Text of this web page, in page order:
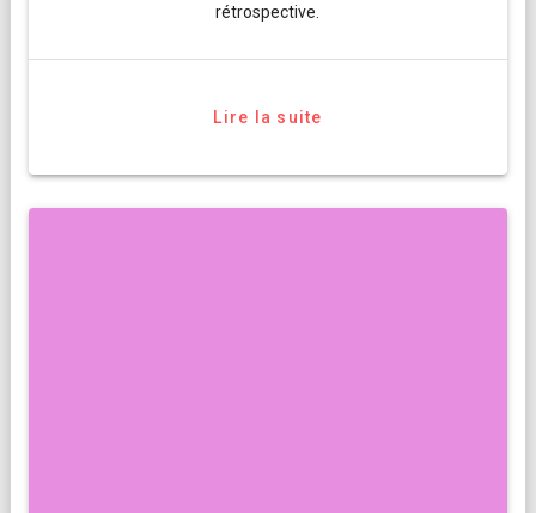
rétrospective.
Lire la suite